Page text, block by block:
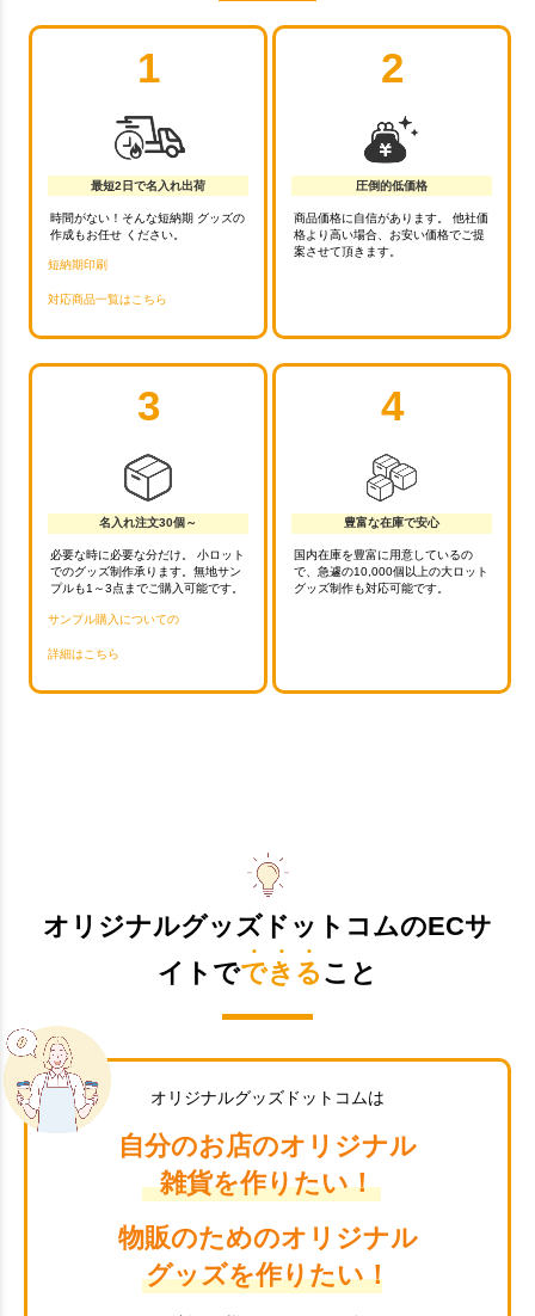
1
最短2日で名入れ出荷
時間がない！そんな短納期 グッズの
作成もお任せ ください。
短納期印刷
対応商品一覧はこちら
2
圧倒的低価格
商品価格に自信があります。 他社価
格より高い場合、お安い価格でご提
案させて頂きます。
3
名入れ注文30個～
必要な時に必要な分だけ。 小ロット
でのグッズ制作承ります。無地サン
プルも1～3点までご購入可能です。
サンプル購入についての
詳細はこちら
4
豊富な在庫で安心
国内在庫を豊富に用意しているの
で、急遽の10,000個以上の大ロット
グッズ制作も対応可能です。
オリジナルグッズドットコムのECサ
イトでできる こと
オリジナルグッズドットコムは
自分のお店のオリジナル
雑貨を作りたい！
物販のためのオリジナル
グッズを作りたい！